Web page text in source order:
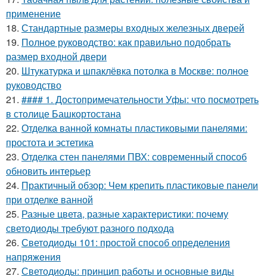
применение
18. Стандартные размеры входных железных дверей
19. Полное руководство: как правильно подобрать
размер входной двери
20. Штукатурка и шпаклёвка потолка в Москве: полное
руководство
21. #### 1. Достопримечательности Уфы: что посмотреть
в столице Башкортостана
22. Отделка ванной комнаты пластиковыми панелями:
простота и эстетика
23. Отделка стен панелями ПВХ: современный способ
обновить интерьер
24. Практичный обзор: Чем крепить пластиковые панели
при отделке ванной
25. Разные цвета, разные характеристики: почему
светодиоды требуют разного подхода
26. Светодиоды 101: простой способ определения
напряжения
27. Светодиоды: принцип работы и основные виды